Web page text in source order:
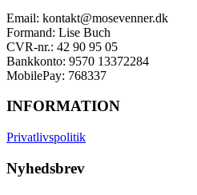
Email: kontakt@mosevenner.dk
Formand: Lise Buch
CVR-nr.: 42 90 95 05
Bankkonto: 9570 13372284
MobilePay: 768337
INFORMATION
Privatlivspolitik
Nyhedsbrev